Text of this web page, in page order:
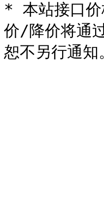
* 本站接口价
价/降价将通